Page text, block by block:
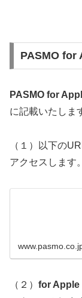
PASMO for
PASMO for
に記載いたしま
（１）以下の
アクセスします。
（２） for Apple